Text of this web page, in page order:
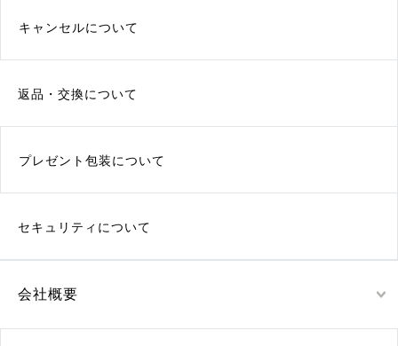
キャンセルについて
返品・交換について
プレゼント包装について
セキュリティについて
会社概要